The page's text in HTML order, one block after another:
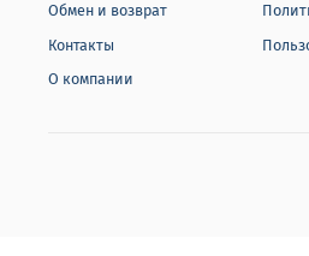
Обмен и возврат
Контакты
О компании